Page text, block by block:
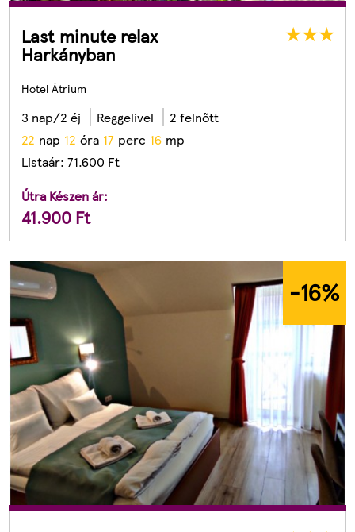
Last minute relax
Harkányban
Hotel Átrium
3 nap/2 éj Reggelivel
2 felnőtt
22 nap 12 óra 17 perc 14 mp
Listaár:71.600 Ft
Útra Készen ár:
41.900 Ft
-16%